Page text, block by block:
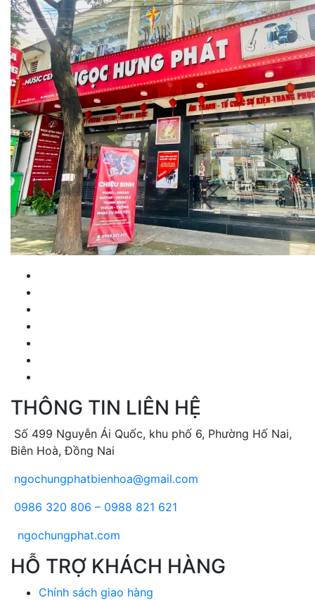
THÔNG TIN LIÊN HỆ
Số 499 Nguyễn Ái Quốc, khu phố 6, Phường Hố Nai,
Biên Hoà, Đồng Nai
ngochungphatbienhoa@gmail.com
0986 320 806 – 0988 821 621
ngochungphat.com
HỖ TRỢ KHÁCH HÀNG
Chính sách giao hàng